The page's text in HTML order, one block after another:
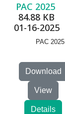
PAC 2025
84.88 KB
01-16-2025
PAC 2025
Download
View
Details